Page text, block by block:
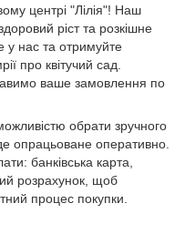
центрі "Лілія"! Наш
ріст та розкішне
у нас та отримуйте
про квітучий сад.
ваше замовлення по
обрати зручного
опрацьоване оперативно.
банківська карта,
розрахунок, щоб
процес покупки.